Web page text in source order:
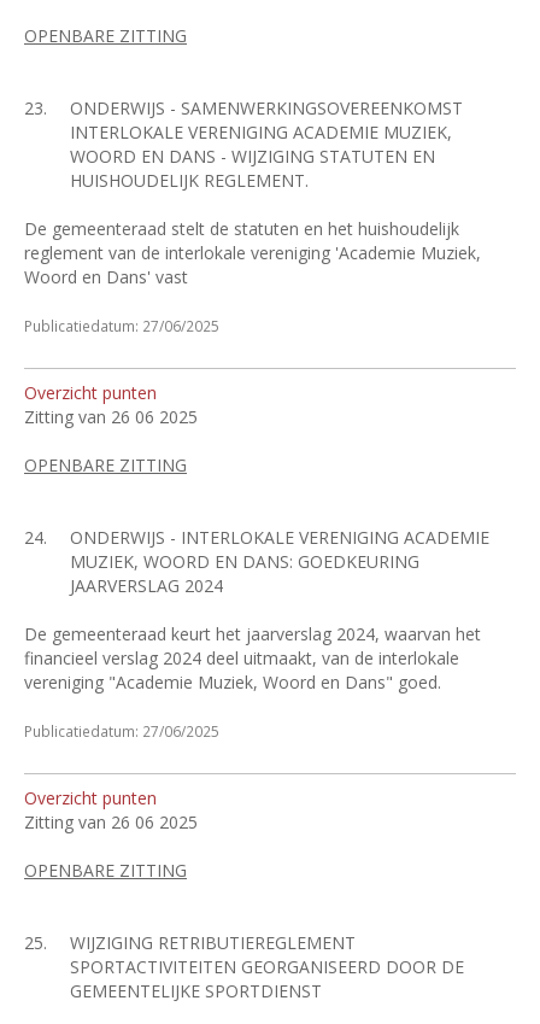
OPENBARE ZITTING
23.
ONDERWIJS - SAMENWERKINGSOVEREENKOMST
INTERLOKALE VERENIGING ACADEMIE MUZIEK,
WOORD EN DANS - WIJZIGING STATUTEN EN
HUISHOUDELIJK REGLEMENT.
De gemeenteraad stelt de statuten en het huishoudelijk
reglement van de interlokale vereniging 'Academie Muziek,
Woord en Dans' vast
Publicatiedatum: 27/06/2025
Overzicht punten
Zitting van 26 06 2025
OPENBARE ZITTING
24.
ONDERWIJS - INTERLOKALE VERENIGING ACADEMIE
MUZIEK, WOORD EN DANS: GOEDKEURING
JAARVERSLAG 2024
De gemeenteraad keurt het jaarverslag 2024, waarvan het
financieel verslag 2024 deel uitmaakt, van de interlokale
vereniging "Academie Muziek, Woord en Dans" goed.
Publicatiedatum: 27/06/2025
Overzicht punten
Zitting van 26 06 2025
OPENBARE ZITTING
25.
WIJZIGING RETRIBUTIEREGLEMENT
SPORTACTIVITEITEN GEORGANISEERD DOOR DE
GEMEENTELIJKE SPORTDIENST